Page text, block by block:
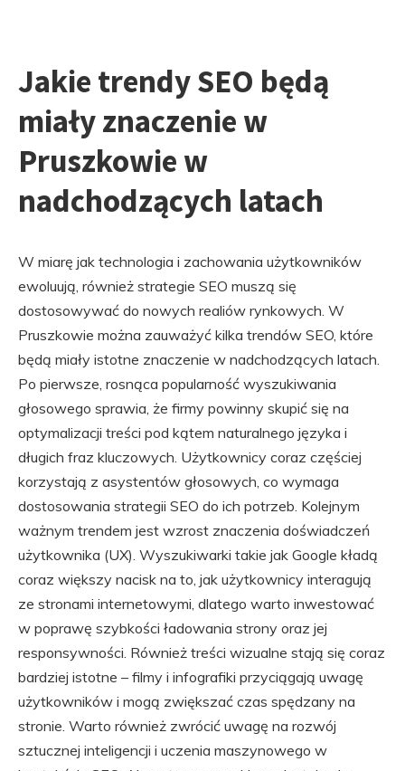
Jakie trendy SEO będą
miały znaczenie w
Pruszkowie w
nadchodzących latach
W miarę jak technologia i zachowania użytkowników
ewoluują, również strategie SEO muszą się
dostosowywać do nowych realiów rynkowych. W
Pruszkowie można zauważyć kilka trendów SEO, które
będą miały istotne znaczenie w nadchodzących latach.
Po pierwsze, rosnąca popularność wyszukiwania
głosowego sprawia, że firmy powinny skupić się na
optymalizacji treści pod kątem naturalnego języka i
długich fraz kluczowych. Użytkownicy coraz częściej
korzystają z asystentów głosowych, co wymaga
dostosowania strategii SEO do ich potrzeb. Kolejnym
ważnym trendem jest wzrost znaczenia doświadczeń
użytkownika (UX). Wyszukiwarki takie jak Google kładą
coraz większy nacisk na to, jak użytkownicy interagują
ze stronami internetowymi, dlatego warto inwestować
w poprawę szybkości ładowania strony oraz jej
responsywności. Również treści wizualne stają się coraz
bardziej istotne – filmy i infografiki przyciągają uwagę
użytkowników i mogą zwiększać czas spędzany na
stronie. Warto również zwrócić uwagę na rozwój
sztucznej inteligencji i uczenia maszynowego w